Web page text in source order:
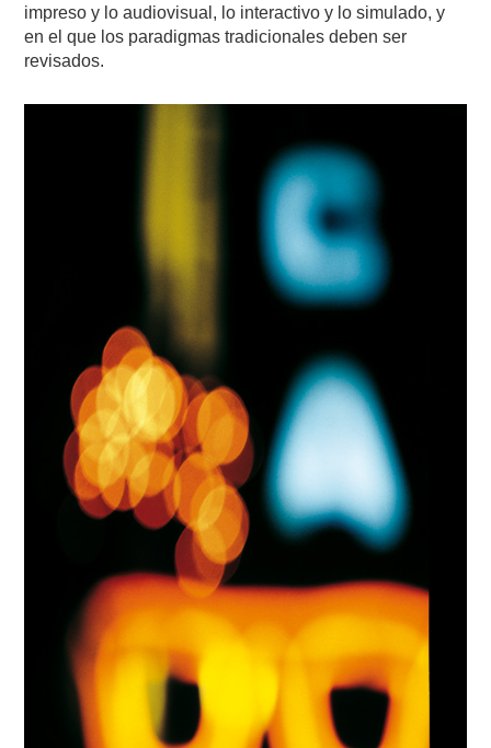
impreso y lo audiovisual, lo interactivo y lo simulado, y
en el que los paradigmas tradicionales deben ser
revisados.